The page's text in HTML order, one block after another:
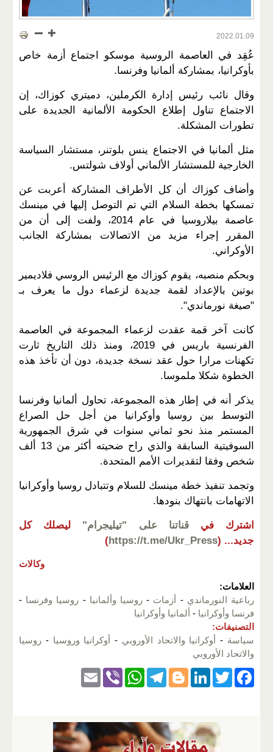
2022.01.09
عُقِد في العاصمة الروسية موسكو اجتماع أزمة خاص
بأوكرانيا، بمشاركة ألمانيا وفرنسا.
وقال نائب رئيس إدارة الكرملين، دميتري كوزاك، إن
الاجتماع تناول إطلاع الحكومة الألمانية الجديدة على
تطورات المشكلة.
مثل ألمانيا في الاجتماع ينس بلوتنر، مستشار السياسة
الخارجية للمستشار الألماني أولاف شولتس.
وأضاف كوزاك أن كل الأطراف المشاركة أعربت عن
تمسكها بخطة السلام التي تم التوصل إليها في مينسك
عاصمة بيلاروسيا في عام 2014، ولفت إلى أن من
المقرر إجراء مزيد من الاتصالات بمشاركة الجانب
الأوكراني.
وبحكم منصبه، يقوم كوزاك مع الرئيس الروسي فلاديمير
بوتين بالإعداد لقمة جديدة لزعماء دول ما يعرف بـ
"صيغة نورماندي".
كانت آخر قمة عقدت لزعماء المجموعة في العاصمة
الفرنسية باريس في 2019، ومنذ ذلك التاريخ ثارت
تكهنات مرارا حول عقد نسخة جديدة، دون أن تأخذ هذه
الخطوة شكلا ملموسا.
يذكر أنه في إطار هذه المجموعة، تحاول ألمانيا وفرنسا
التوسط بين روسيا وأوكرانيا من أجل حل الصراع
المستمر منذ نحو ثماني سنوات في شرق الجمهورية
السوفيتية السابقة والذي راح ضحيته أكثر من 13 ألف
شخص وفقا لتقديرات الأمم المتحدة.
وتجمد تنفيذ خطة مينسك للسلام وتتبادل روسيا وأوكرانيا
الاتهامات بانتهاك بنودها.
اشترك في قناتنا على "تيليجرام"
ليصلك كل
جديد... (
https://t.me/Ukr_Press
)
وكالات
العلامات:
رباعية النورماندي - أزمات - روسيا وألمانيا - روسيا وفرنسا -
فرنسا وأوكرانيا - ألمانيا وأوكرانيا
التصنيفات:
سياسة - أوكرانيا والاتحاد الأوروبي - أوكرانيا وروسيا - روسيا
والاتحاد الأوروبي
F
T
er
Li
e
Bl
g
T
gr
W
s
Vi